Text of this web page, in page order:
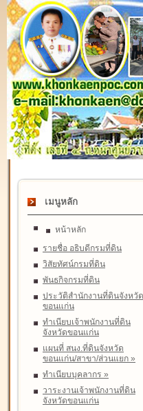
เมนูหลัก
หน้าหลัก
รายชื่อ อธิบดีกรมที่ดิน
วิสัยทัศน์กรมที่ดิน
พันธกิจกรมที่ดิน
ประวัติสำนักงานที่ดินจังหวัด
ขอนแก่น
ทำเนียบเจ้าพนักงานที่ดิน
จังหวัดขอนแก่น
แผนที่ สนง.ที่ดินจังหวัด
ขอนแก่น/สาขา/ส่วนแยก »
ทำเนียบบุคลากร »
วาระงานเจ้าพนักงานที่ดิน
จังหวัดขอนแก่น